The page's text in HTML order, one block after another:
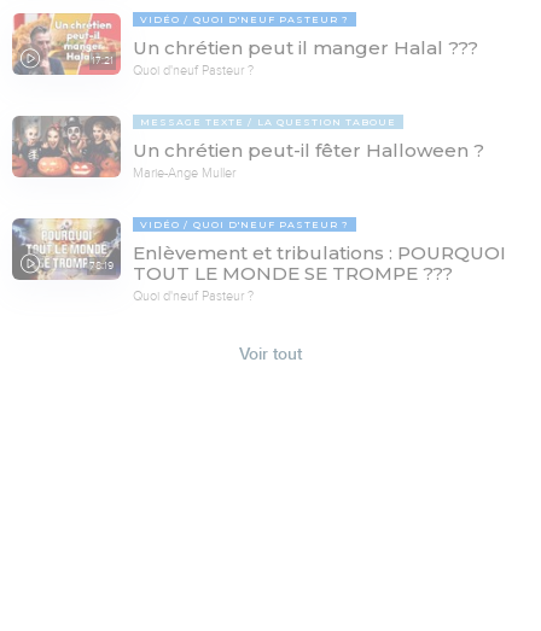
17:21
VIDÉO QUOI D'NEUF PASTEUR ?
Un chrétien peut il manger Halal ???
Quoi d'neuf Pasteur ?
MESSAGE TEXTE LA QUESTION TABOUE
Un chrétien peut-il fêter Halloween ?
Marie-Ange Muller
78:19
VIDÉO QUOI D'NEUF PASTEUR ?
Enlèvement et tribulations : POURQUOI
TOUT LE MONDE SE TROMPE ???
Quoi d'neuf Pasteur ?
Voir tout